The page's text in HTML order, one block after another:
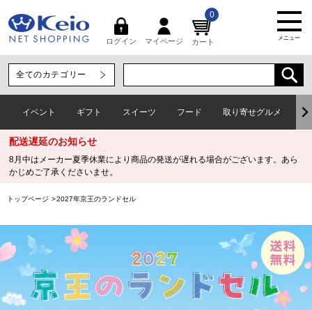
ログイン マイページ カート
0
メニュー
イベント ギフト スイーツ フード 取り寄せグルメ
配送遅延のお知らせ
8月中はメーカー夏季休業により商品の発送が遅れる場合がございます。あら
かじめご了承くださいませ。
トップページ 2027年京王のランドセル